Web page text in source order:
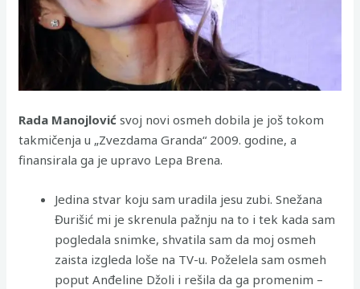
Rada Manojlović svoj novi osmeh dobila je još tokom
takmičenja u „Zvezdama Granda“ 2009. godine, a
finansirala ga je upravo Lepa Brena.
Jedina stvar koju sam uradila jesu zubi. Snežana
Đurišić mi je skrenula pažnju na to i tek kada sam
pogledala snimke, shvatila sam da moj osmeh
zaista izgleda loše na TV-u. Poželela sam osmeh
poput Anđeline Džoli i rešila da ga promenim –